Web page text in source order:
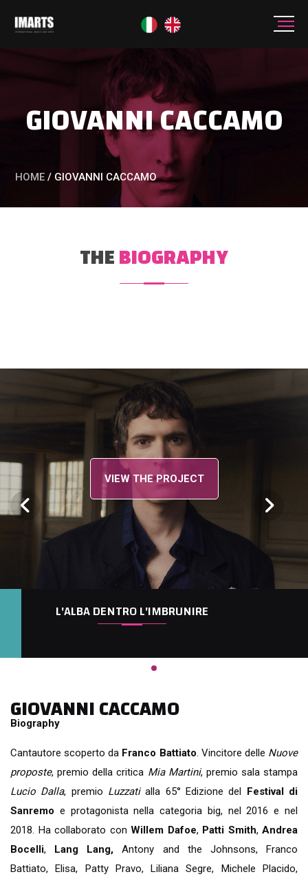
GIOVANNI CACCAMO
HOME / GIOVANNI CACCAMO
THEBIOGRAPHY
VIEW THE PROJECT
L'ALBA DENTRO L'IMBRUNIRE
GIOVANNI CACCAMO
Biography
Cantautore scoperto da Franco Battiato. Vincitore delle Nuove
proposte, premio della critica Mia Martini, premio sala stampa
Lucio Dalla, premio Luzzatialla 65° Edizione del Festival di
Sanremo e protagonista nella categoria big, nel 2016 e nel
2018. Ha collaborato con Willem Dafoe, Patti Smith, Andrea
Bocelli, Lang Lang,Antony and the Johnsons, Franco
Battiato, Elisa, Patty Pravo, Liliana Segre, Michele Placido,